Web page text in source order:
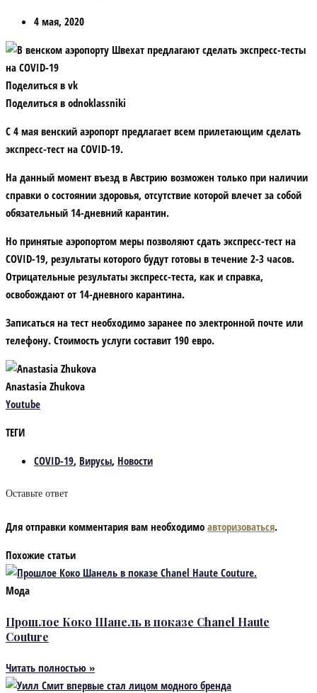
4 мая, 2020
Поделиться в vk
Поделиться в odnoklassniki
С 4 мая венский аэропорт предлагает всем прилетающим сделать
экспресс-тест на COVID-19.
На данный момент въезд в Австрию возможен только при наличии
справки о состоянии здоровья, отсутствие которой влечет за собой
обязательный 14-дневний карантин.
Но принятые аэропортом меры позволяют сдать экспресс-тест на
COVID-19, результаты которого будут готовы в течение 2-3 часов.
Отрицательные результаты экспресс-теста, как и справка,
освобождают от 14-дневного карантина.
Записаться на тест необходимо заранее по электронной почте или
телефону. Стоимость услуги составит 190 евро.
Anastasia Zhukova
Youtube
ТЕГИ
COVID-19, Вирусы, Новости
Оставьте ответ
Для отправки комментария вам необходимо авторизоваться.
Похожие статьи
Мода
Прошлое Коко Шанель в показе Chanel Haute
Couture
Читать полностью »